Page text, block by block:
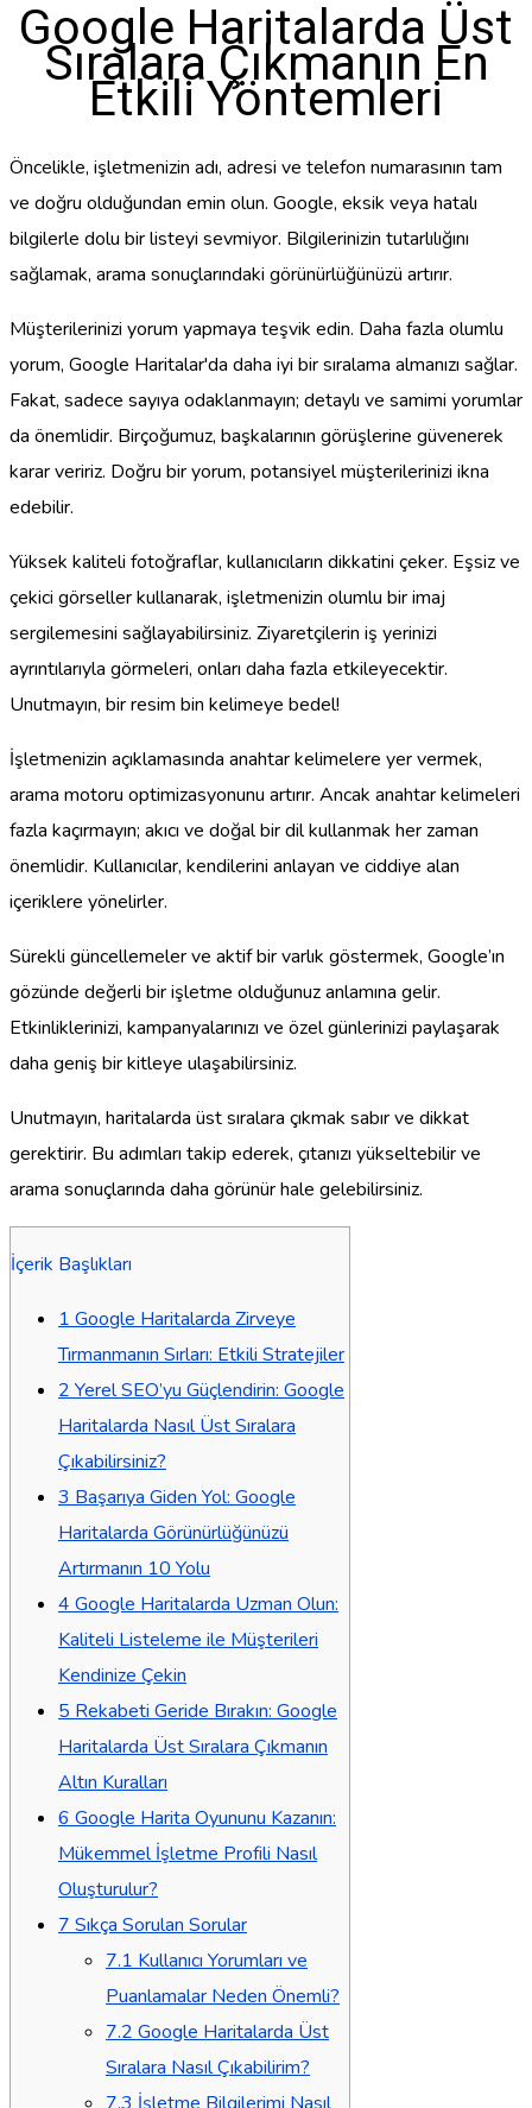
Google Haritalarda Üst
Sıralara Çıkmanın En
Etkili Yöntemleri
Öncelikle, işletmenizin adı, adresi ve telefon numarasının tam
ve doğru olduğundan emin olun. Google, eksik veya hatalı
bilgilerle dolu bir listeyi sevmiyor. Bilgilerinizin tutarlılığını
sağlamak, arama sonuçlarındaki görünürlüğünüzü artırır.
Müşterilerinizi yorum yapmaya teşvik edin. Daha fazla olumlu
yorum, Google Haritalar'da daha iyi bir sıralama almanızı sağlar.
Fakat, sadece sayıya odaklanmayın; detaylı ve samimi yorumlar
da önemlidir. Birçoğumuz, başkalarının görüşlerine güvenerek
karar veririz. Doğru bir yorum, potansiyel müşterilerinizi ikna
edebilir.
Yüksek kaliteli fotoğraflar, kullanıcıların dikkatini çeker. Eşsiz ve
çekici görseller kullanarak, işletmenizin olumlu bir imaj
sergilemesini sağlayabilirsiniz. Ziyaretçilerin iş yerinizi
ayrıntılarıyla görmeleri, onları daha fazla etkileyecektir.
Unutmayın, bir resim bin kelimeye bedel!
İşletmenizin açıklamasında anahtar kelimelere yer vermek,
arama motoru optimizasyonunu artırır. Ancak anahtar kelimeleri
fazla kaçırmayın; akıcı ve doğal bir dil kullanmak her zaman
önemlidir. Kullanıcılar, kendilerini anlayan ve ciddiye alan
içeriklere yönelirler.
Sürekli güncellemeler ve aktif bir varlık göstermek, Google’ın
gözünde değerli bir işletme olduğunuz anlamına gelir.
Etkinliklerinizi, kampanyalarınızı ve özel günlerinizi paylaşarak
daha geniş bir kitleye ulaşabilirsiniz.
Unutmayın, haritalarda üst sıralara çıkmak sabır ve dikkat
gerektirir. Bu adımları takip ederek, çıtanızı yükseltebilir ve
arama sonuçlarında daha görünür hale gelebilirsiniz.
İçerik Başlıkları
1 Google Haritalarda Zirveye
Tırmanmanın Sırları: Etkili Stratejiler
2 Yerel SEO’yu Güçlendirin: Google
Haritalarda Nasıl Üst Sıralara
Çıkabilirsiniz?
3 Başarıya Giden Yol: Google
Haritalarda Görünürlüğünüzü
Artırmanın 10 Yolu
4 Google Haritalarda Uzman Olun:
Kaliteli Listeleme ile Müşterileri
Kendinize Çekin
5 Rekabeti Geride Bırakın: Google
Haritalarda Üst Sıralara Çıkmanın
Altın Kuralları
6 Google Harita Oyununu Kazanın:
Mükemmel İşletme Profili Nasıl
Oluşturulur?
7 Sıkça Sorulan Sorular
7.1 Kullanıcı Yorumları ve
Puanlamalar Neden Önemli?
7.2 Google Haritalarda Üst
Sıralara Nasıl Çıkabilirim?